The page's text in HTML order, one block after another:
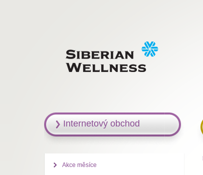
Internetový obchod
Akce měsíce